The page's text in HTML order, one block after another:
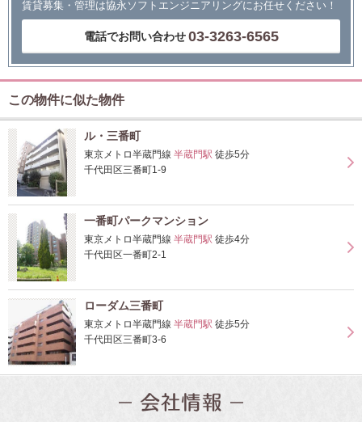
賃貸募集・管理は協永ソフトエンジニアリングにお任せください！
電話でお問い合わせ 03-3263-6565
この物件に似た物件
ル・三番町
東京メトロ半蔵門線 半蔵門駅 徒歩5分
千代田区三番町1-9
一番町パークマンション
東京メトロ半蔵門線 半蔵門駅 徒歩4分
千代田区一番町2-1
ローダム三番町
東京メトロ半蔵門線 半蔵門駅 徒歩5分
千代田区三番町3-6